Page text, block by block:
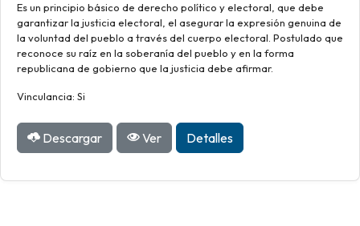
Es un principio básico de derecho político y electoral, que debe
garantizar la justicia electoral, el asegurar la expresión genuina de
la voluntad del pueblo a través del cuerpo electoral. Postulado que
reconoce su raíz en la soberanía del pueblo y en la forma
republicana de gobierno que la justicia debe afirmar.
Vinculancia: Si
Descargar Ver Detalles